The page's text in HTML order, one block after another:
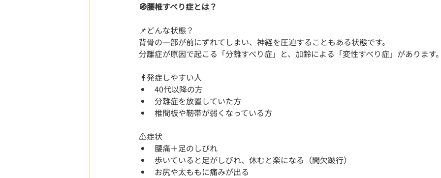
🧭腰椎すべり症とは？
📌どんな状態？
背骨の一部が前にずれてしまい、神経を圧迫することもある状態です。
分離症が原因で起こる「分離すべり症」と、加齢による「変性すべり症」があります
👵発症しやすい人
40代以降の方
分離症を放置していた方
椎間板や靭帯が弱くなっている方
⚠️症状
腰痛＋足のしびれ
歩いていると足がしびれ、休むと楽になる（間欠跛行）
お尻や太ももに痛みが出る